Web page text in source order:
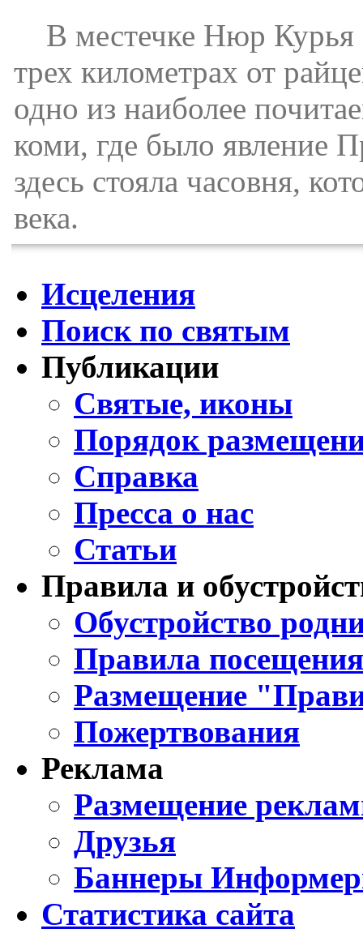
В местечке Нюр Курья
трех километрах от
одно из наиболее
коми, где было явление
здесь стояла часовня,
века.
Исцеления
Поиск по святым
Публикации
Святые, иконы
Порядок
Справка
Пресса о нас
Статьи
Правила и
Обустройство
Правила
Размещение
Пожертвования
Реклама
Размещение
Друзья
Баннеры
Статистика сайта